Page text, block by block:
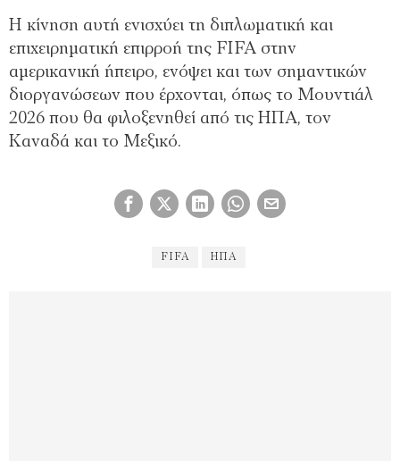
Η κίνηση αυτή ενισχύει τη διπλωματική και
επιχειρηματική επιρροή της FIFA στην
αμερικανική ήπειρο, ενόψει και των σημαντικών
διοργανώσεων που έρχονται, όπως το Μουντιάλ
2026 που θα φιλοξενηθεί από τις ΗΠΑ, τον
Καναδά και το Μεξικό.
FIFA ΗΠΑ